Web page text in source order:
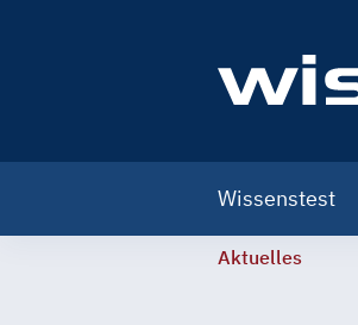
navigation
Wissenstest
Aktuelles